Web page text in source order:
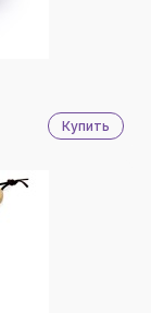
Купить